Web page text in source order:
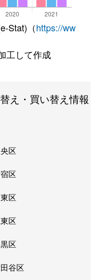
Stat)（https://ww
工して作成
え・買い替え情報
区
区
区
区
区
谷区